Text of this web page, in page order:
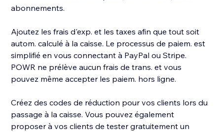
abonnements.
Ajoutez les frais d'exp. et les taxes afin que tout soit
autom. calculé à la caisse. Le processus de paiem. est
simplifié en vous connectant à PayPal ou Stripe.
POWR ne prélève aucun frais de trans. et vous
pouvez même accepter les paiem. hors ligne.
Créez des codes de réduction pour vos clients lors du
passage à la caisse. Vous pouvez également
proposer à vos clients de tester gratuitement un